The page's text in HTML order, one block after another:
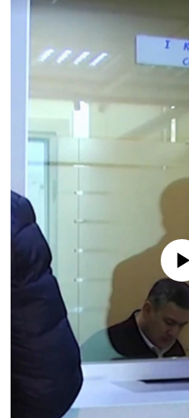
No media source